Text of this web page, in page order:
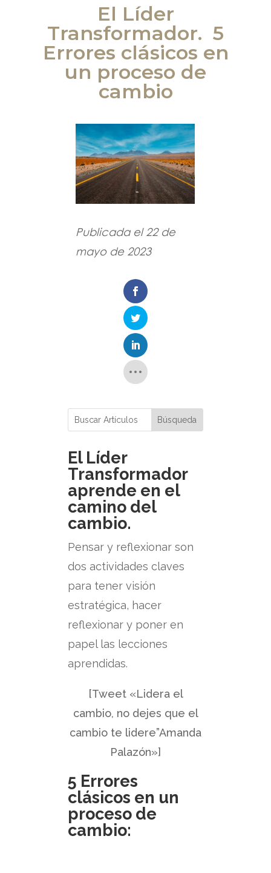
El Líder
Transformador. 5
Errores clásicos en
un proceso de
cambio
Publicada el 22 de
mayo de 2023
El Líder
Transformador
aprende en el
camino del
cambio.
Pensar y reflexionar son
dos actividades claves
para tener visión
estratégica, hacer
reflexionar y poner en
papel las lecciones
aprendidas.
[Tweet «Lidera el
cambio, no dejes que el
cambio te lidere”Amanda
Palazón»]
5 Errores
clásicos en un
proceso de
cambio: